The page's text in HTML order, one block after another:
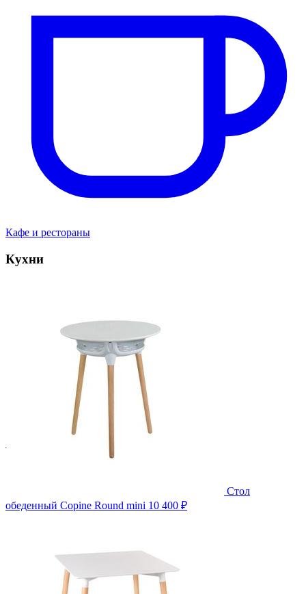
Кафе и рестораны
Кухни
Стол
обеденный Copine Round mini 10 400 ₽